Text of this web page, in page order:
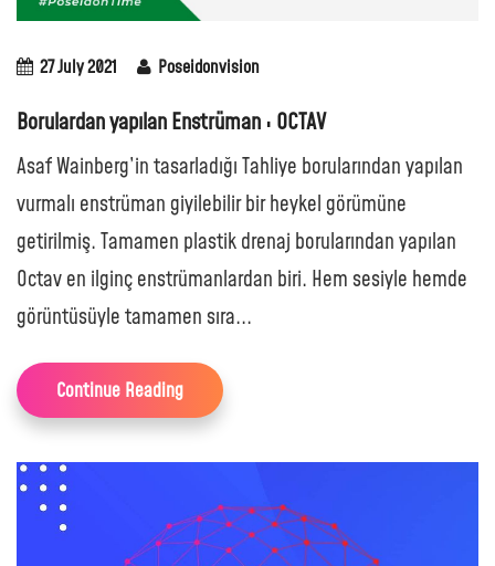
27 July 2021 Poseidonvision
Borulardan yapılan Enstrüman : OCTAV
Asaf Wainberg’in tasarladığı Tahliye borularından yapılan
vurmalı enstrüman giyilebilir bir heykel görümüne
getirilmiş. Tamamen plastik drenaj borularından yapılan
Octav en ilginç enstrümanlardan biri. Hem sesiyle hemde
görüntüsüyle tamamen sıra...
Continue Reading